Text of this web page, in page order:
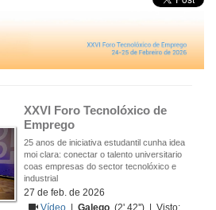
XXVI Foro Tecnolóxico de
Emprego
25 anos de iniciativa estudantil cunha idea
moi clara: conectar o talento universitario
coas empresas do sector tecnolóxico e
industrial
27 de feb. de 2026
Vídeo |Galego (2' 42'') | Visto: